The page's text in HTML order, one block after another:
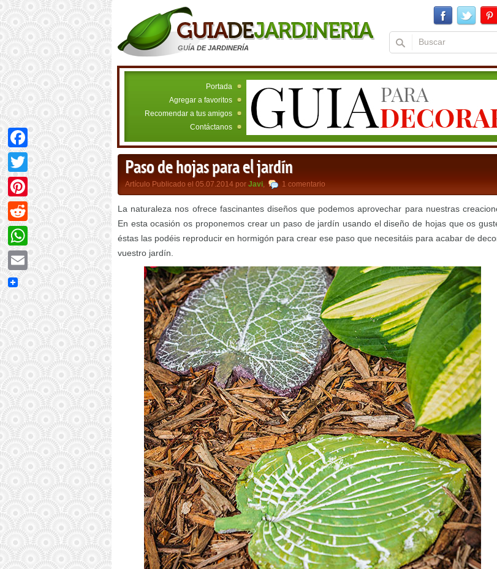
GUÍA DE JARDINERÍA
Portada
Agregar a favoritos
Recomendar a tus amigos
Contáctanos
Paso de hojas para el jardín
Artículo Publicado el 05.07.2014 por Javi, 1 comentario
La naturaleza nos ofrece fascinantes diseños que podemos aprovechar para nuestras
En esta ocasión os proponemos crear un paso de jardín usando el diseño de hojas que os
éstas las podéis reproducir en hormigón para crear ese paso que necesitáis para acabar de
vuestro jardín.
Facebook
Twitter
Pinterest
Reddit
WhatsApp
Email